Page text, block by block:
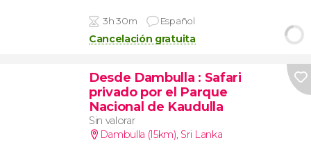
3h 30m Español
Cancelación gratuita
Desde Dambulla : Safari
privado por el Parque
Nacional de Kaudulla
Sin valorar
Dambulla (15km), Sri Lanka